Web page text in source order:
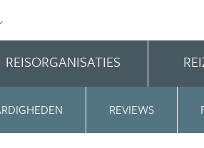
REISORGANISATIES
REVIEWS